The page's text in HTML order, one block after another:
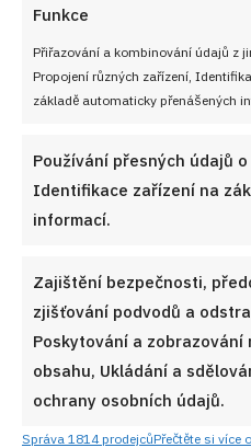
Funkce
Přiřazování a kombinování údajů z
Propojení různých zařízení,
základě automaticky přenášených
Používání přesných údajů
Identifikace zařízení na
informací.
Zajištění bezpečnosti,
zjišťování podvodů a
Poskytování a zobrazování
obsahu, Ukládání a
ochrany osobních údajů.
Správa 1814 prodejcůPřečtěte si více